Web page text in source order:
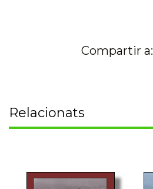
Compartir a:
Relacionats